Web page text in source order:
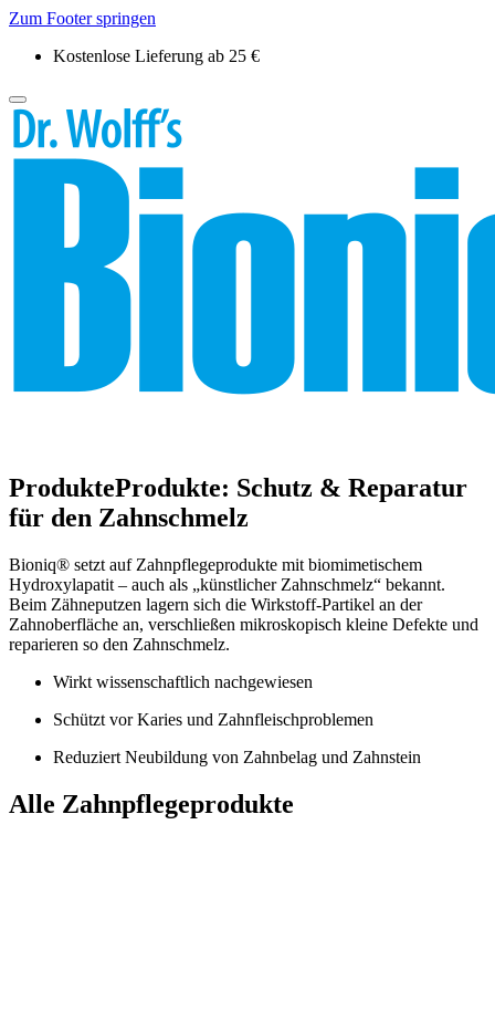
Zum Footer springen
Kostenlose Lieferung ab 25 €
ProdukteProdukte: Schutz & Reparatur
für den Zahnschmelz
Bioniq® setzt auf Zahnpflegeprodukte mit biomimetischem
Hydroxylapatit – auch als „künstlicher Zahnschmelz“ bekannt.
Beim Zähneputzen lagern sich die Wirkstoff-Partikel an der
Zahnoberfläche an, verschließen mikroskopisch kleine Defekte und
reparieren so den Zahnschmelz.
Wirkt wissenschaftlich nachgewiesen
Schützt vor Karies und Zahnfleischproblemen
Reduziert Neubildung von Zahnbelag und Zahnstein
Alle Zahnpflegeprodukte